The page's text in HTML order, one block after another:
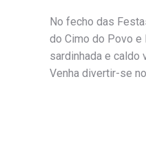
No fecho das
do Cimo do Povo e
sardinhada e caldo
Venha divertir-se